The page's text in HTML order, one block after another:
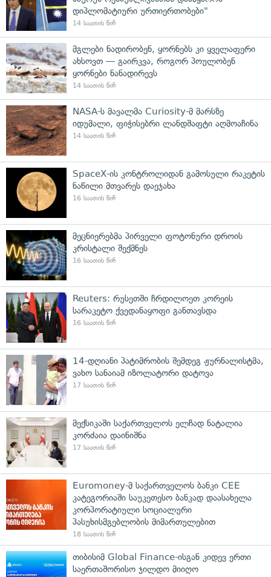
დიპლომატიური ურთიერთობები"
14 საათის წინ
მგლები ნადირობენ, ყორნებს კი ყველაფერი
ახსოვთ — გაირკვა, როგორ პოულობენ
ყორნები ნანადირევს
14 საათის წინ
NASA-ს მავალმა Curiosity-მ მარსზე
იდუმალი, ფიჭისებრი ლანდშაფტი აღმოაჩინა
14 საათის წინ
SpaceX-ის კონტროლიდან გამოსული რაკეტის
ნაწილი მთვარეს დაეჯახა
16 საათის წინ
მეცნიერებმა პირველი ფოტონური დროის
კრისტალი შექმნეს
16 საათის წინ
Reuters: რუსეთში ჩრდილოეთ კორეის
სარაკეტო ქვედანაყოფი განთავსდა
16 საათის წინ
14-დღიანი პატიმრობის შემდეგ ჟურნალისტმა,
ვახო სანაიამ იზოლატორი დატოვა
17 საათის წინ
მექსიკაში საქართველოს ელჩად ნატალია
კორძაია დაინიშნა
17 საათის წინ
Euromoney-მ საქართველოს ბანკი CEE
კატეგორიაში საუკეთესო ბანკად დაასახელა
კორპორატიული სოციალური
პასუხისმგებლობის მიმართულებით
18 საათის წინ
თიბისიმ Global Finance-ისგან კიდევ ერთი
საერთაშორისო ჯილდო მიიღო